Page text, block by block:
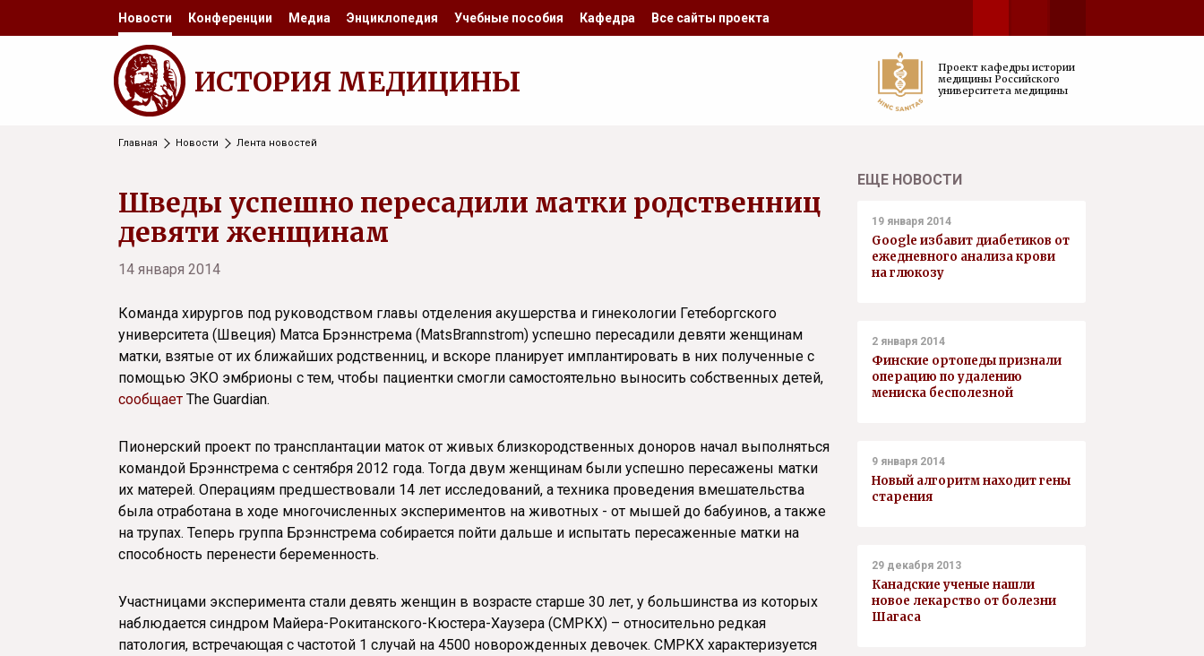
Новости Конференции Медиа Энциклопедия Учебные пособия Кафедра Все сайты проекта
ИСТОРИЯ МЕДИЦИНЫ
Проект кафедры истории
медицины Российского
университета медицины
Главная Новости Лента новостей
Шведы успешно пересадили матки родственниц
девяти женщинам
14 января 2014
Команда хирургов под руководством главы отделения акушерства и гинекологии Гетеборгского
университета (Швеция) Матса Брэннстрема (MatsBrannstrom) успешно пересадили девяти женщинам
матки, взятые от их ближайших родственниц, и вскоре планирует имплантировать в них полученные с
помощью ЭКО эмбрионы с тем, чтобы пациентки смогли самостоятельно выносить собственных детей,
сообщает The Guardian.
Пионерский проект по трансплантации маток от живых близкородственных доноров начал выполняться
командой Брэннстрема с сентября 2012 года. Тогда двум женщинам были успешно пересажены матки
их матерей. Операциям предшествовали 14 лет исследований, а техника проведения вмешательства
была отработана в ходе многочисленных экспериментов на животных - от мышей до бабуинов, а также
на трупах. Теперь группа Брэннстрема собирается пойти дальше и испытать пересаженные матки на
способность перенести беременность.
Участницами эксперимента стали девять женщин в возрасте старше 30 лет, у большинства из которых
наблюдается синдром Майера-Рокитанского-Кюстера-Хаузера (СМРКХ) – относительно редкая
патология, встречающая с частотой 1 случай на 4500 новорожденных девочек. СМРКХ характеризуется
ЕЩЕ НОВОСТИ
19 января 2014
Google избавит диабетиков от
ежедневного анализа крови
на глюкозу
2 января 2014
Финские ортопеды признали
операцию по удалению
мениска бесполезной
9 января 2014
Новый алгоритм находит гены
старения
29 декабря 2013
Канадские ученые нашли
новое лекарство от болезни
Шагаса